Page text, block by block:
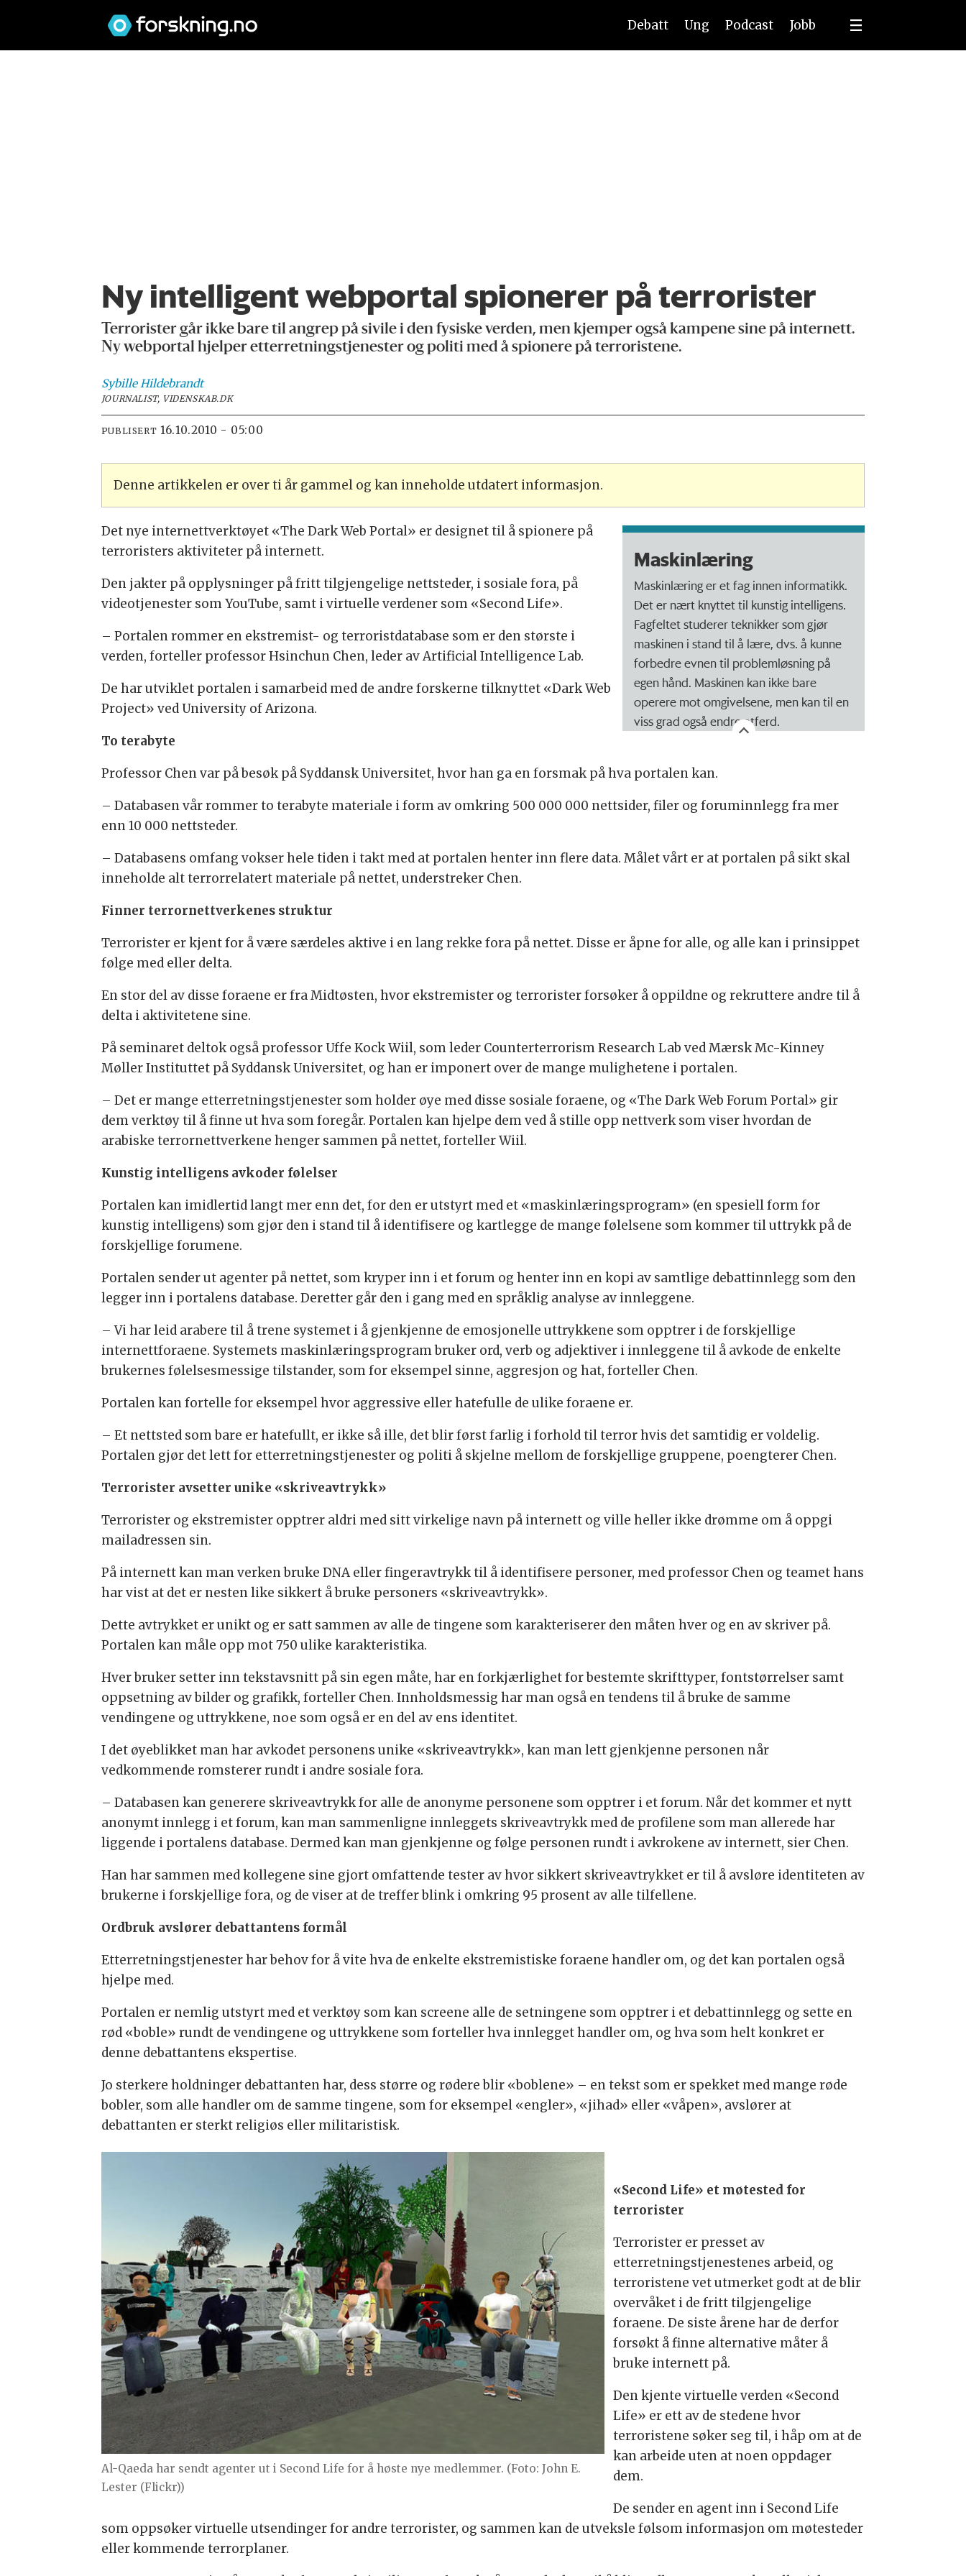
Debatt Ung Podcast Jobb
Ny intelligent webportal spionerer på terrorister
Terrorister går ikke bare til angrep på sivile i den fysiske verden, men kjemper også kampene sine på internett.
Ny webportal hjelper etterretningstjenester og politi med å spionere på terroristene.
Sybille Hildebrandt
JOURNALIST, VIDENSKAB.DK
PUBLISERT 16.10.2010 - 05:00
Denne artikkelen er over ti år gammel og kan inneholde utdatert informasjon.
Maskinlæring
Maskinlæring er et fag innen informatikk.
Det er nært knyttet til kunstig intelligens.
Fagfeltet studerer teknikker som gjør
maskinen i stand til å lære, dvs. å kunne
forbedre evnen til problemløsning på
egen hånd. Maskinen kan ikke bare
operere mot omgivelsene, men kan til en
viss grad også endre atferd.
Det nye internettverktøyet «The Dark Web Portal» er designet til å spionere på
terroristers aktiviteter på internett.
Den jakter på opplysninger på fritt tilgjengelige nettsteder, i sosiale fora, på
videotjenester som YouTube, samt i virtuelle verdener som «Second Life».
– Portalen rommer en ekstremist- og terroristdatabase som er den største i
verden, forteller professor Hsinchun Chen, leder av Artificial Intelligence Lab.
De har utviklet portalen i samarbeid med de andre forskerne tilknyttet «Dark Web
Project» ved University of Arizona.
To terabyte
Professor Chen var på besøk på Syddansk Universitet, hvor han ga en forsmak på hva portalen kan.
– Databasen vår rommer to terabyte materiale i form av omkring 500 000 000 nettsider, filer og foruminnlegg fra mer
enn 10 000 nettsteder.
– Databasens omfang vokser hele tiden i takt med at portalen henter inn flere data. Målet vårt er at portalen på sikt skal
inneholde alt terrorrelatert materiale på nettet, understreker Chen.
Finner terrornettverkenes struktur
Terrorister er kjent for å være særdeles aktive i en lang rekke fora på nettet. Disse er åpne for alle, og alle kan i prinsippet
følge med eller delta.
En stor del av disse foraene er fra Midtøsten, hvor ekstremister og terrorister forsøker å oppildne og rekruttere andre til å
delta i aktivitetene sine.
På seminaret deltok også professor Uffe Kock Wiil, som leder Counterterrorism Research Lab ved Mærsk Mc-Kinney
Møller Instituttet på Syddansk Universitet, og han er imponert over de mange mulighetene i portalen.
– Det er mange etterretningstjenester som holder øye med disse sosiale foraene, og «The Dark Web Forum Portal» gir
dem verktøy til å finne ut hva som foregår. Portalen kan hjelpe dem ved å stille opp nettverk som viser hvordan de
arabiske terrornettverkene henger sammen på nettet, forteller Wiil.
Kunstig intelligens avkoder følelser
Portalen kan imidlertid langt mer enn det, for den er utstyrt med et «maskinlæringsprogram» (en spesiell form for
kunstig intelligens) som gjør den i stand til å identifisere og kartlegge de mange følelsene som kommer til uttrykk på de
forskjellige forumene.
Portalen sender ut agenter på nettet, som kryper inn i et forum og henter inn en kopi av samtlige debattinnlegg som den
legger inn i portalens database. Deretter går den i gang med en språklig analyse av innleggene.
– Vi har leid arabere til å trene systemet i å gjenkjenne de emosjonelle uttrykkene som opptrer i de forskjellige
internettforaene. Systemets maskinlæringsprogram bruker ord, verb og adjektiver i innleggene til å avkode de enkelte
brukernes følelsesmessige tilstander, som for eksempel sinne, aggresjon og hat, forteller Chen.
Portalen kan fortelle for eksempel hvor aggressive eller hatefulle de ulike foraene er.
– Et nettsted som bare er hatefullt, er ikke så ille, det blir først farlig i forhold til terror hvis det samtidig er voldelig.
Portalen gjør det lett for etterretningstjenester og politi å skjelne mellom de forskjellige gruppene, poengterer Chen.
Terrorister avsetter unike «skriveavtrykk»
Terrorister og ekstremister opptrer aldri med sitt virkelige navn på internett og ville heller ikke drømme om å oppgi
mailadressen sin.
På internett kan man verken bruke DNA eller fingeravtrykk til å identifisere personer, med professor Chen og teamet hans
har vist at det er nesten like sikkert å bruke personers «skriveavtrykk».
Dette avtrykket er unikt og er satt sammen av alle de tingene som karakteriserer den måten hver og en av skriver på.
Portalen kan måle opp mot 750 ulike karakteristika.
Hver bruker setter inn tekstavsnitt på sin egen måte, har en forkjærlighet for bestemte skrifttyper, fontstørrelser samt
oppsetning av bilder og grafikk, forteller Chen. Innholdsmessig har man også en tendens til å bruke de samme
vendingene og uttrykkene, noe som også er en del av ens identitet.
I det øyeblikket man har avkodet personens unike «skriveavtrykk», kan man lett gjenkjenne personen når
vedkommende romsterer rundt i andre sosiale fora.
– Databasen kan generere skriveavtrykk for alle de anonyme personene som opptrer i et forum. Når det kommer et nytt
anonymt innlegg i et forum, kan man sammenligne innleggets skriveavtrykk med de profilene som man allerede har
liggende i portalens database. Dermed kan man gjenkjenne og følge personen rundt i avkrokene av internett, sier Chen.
Han har sammen med kollegene sine gjort omfattende tester av hvor sikkert skriveavtrykket er til å avsløre identiteten av
brukerne i forskjellige fora, og de viser at de treffer blink i omkring 95 prosent av alle tilfellene.
Ordbruk avslører debattantens formål
Etterretningstjenester har behov for å vite hva de enkelte ekstremistiske foraene handler om, og det kan portalen også
hjelpe med.
Portalen er nemlig utstyrt med et verktøy som kan screene alle de setningene som opptrer i et debattinnlegg og sette en
rød «boble» rundt de vendingene og uttrykkene som forteller hva innlegget handler om, og hva som helt konkret er
denne debattantens ekspertise.
Jo sterkere holdninger debattanten har, dess større og rødere blir «boblene» – en tekst som er spekket med mange røde
bobler, som alle handler om de samme tingene, som for eksempel «engler», «jihad» eller «våpen», avslører at
debattanten er sterkt religiøs eller militaristisk.
Al-Qaeda har sendt agenter ut i Second Life for å høste nye medlemmer. (Foto: John E.
Lester (Flickr))
«Second Life» et møtested for
terrorister
Terrorister er presset av
etterretningstjenestenes arbeid, og
terroristene vet utmerket godt at de blir
overvåket i de fritt tilgjengelige
foraene. De siste årene har de derfor
forsøkt å finne alternative måter å
bruke internett på.
Den kjente virtuelle verden «Second
Life» er ett av de stedene hvor
terroristene søker seg til, i håp om at de
kan arbeide uten at noen oppdager
dem.
De sender en agent inn i Second Life
som oppsøker virtuelle utsendinger for andre terrorister, og sammen kan de utveksle følsom informasjon om møtesteder
eller kommende terrorplaner.